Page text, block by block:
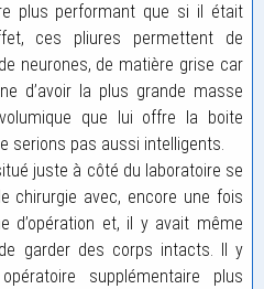
plus performant que si il était
ces pliures permettent de
neurones, de matière grise car
d’avoir la plus grande masse
que lui offre la boite
serions pas aussi intelligents.
juste à côté du laboratoire se
chirurgie avec, encore une fois
d’opération et, il y avait même
garder des corps intacts. Il y
supplémentaire plus